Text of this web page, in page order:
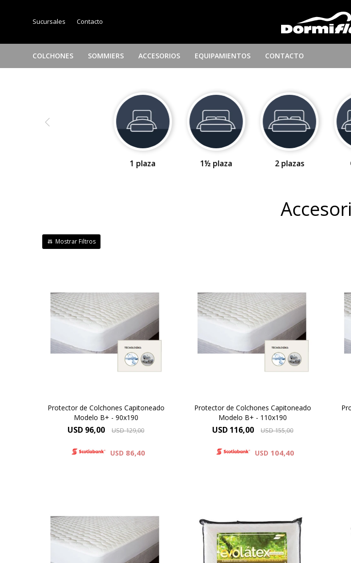
COLCHONES SOMMIERS ACCESORIOS EQUIPAMIENTOS CONTACTO
Sucursales Contacto
1 plaza 1½ plaza 2 plazas
Los protectores B+ se destacan
por el uso de tejido de punto.
Protector de Colchones Capitoneado
Modelo B+ - 90x190
USD 96,00 USD129,00
USD 86,40
Los protectores B+ se destacan
por el uso de tejido de punto.
Protector de Colchones Capitoneado
Modelo B+ - 110x190
USD 116,00 USD155,00
USD 104,40
Los protectores B+ se destacan
por el uso de tejido de punto.